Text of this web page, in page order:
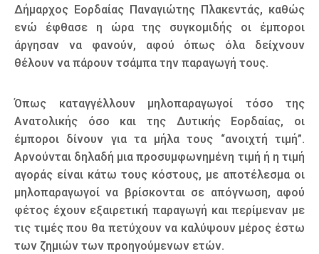
Δήμαρχος Εορδαίας Παναγιώτης Πλακεντάς, καθώς
ενώ έφθασε η ώρα της συγκομιδής οι έμποροι
άργησαν να φανούν, αφού όπως όλα δείχνουν
θέλουν να πάρουν τσάμπα την παραγωγή τους.
Όπως καταγγέλλουν μηλοπαραγωγοί τόσο της
Ανατολικής όσο και της Δυτικής Εορδαίας, οι
έμποροι δίνουν για τα μήλα τους “ανοιχτή τιμή”.
Αρνούνται δηλαδή μια προσυμφωνημένη τιμή ή η τιμή
αγοράς είναι κάτω τους κόστους, με αποτέλεσμα οι
μηλοπαραγωγοί να βρίσκονται σε απόγνωση, αφού
φέτος έχουν εξαιρετική παραγωγή και περίμεναν με
τις τιμές που θα πετύχουν να καλύψουν μέρος έστω
των ζημιών των προηγούμενων ετών.